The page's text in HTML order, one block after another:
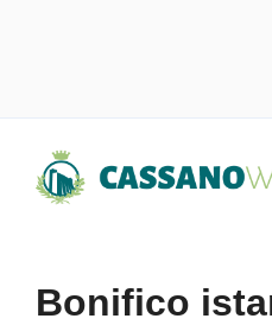
Bonifico